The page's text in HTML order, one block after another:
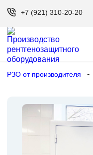
+7 (921) 310-20-20
РЗО от производителя